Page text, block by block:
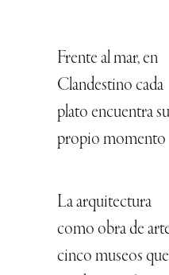
Frente al mar, en
Clandestino cada
plato encuentra su
propio momento
La arquitectura
como obra de
cinco museos que